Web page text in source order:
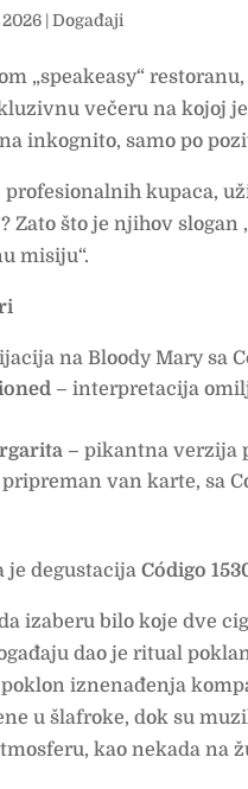
2026 |Događaji
„speakeasy“
večeru na kojoj
inkognito, samo po
profesionalnih kupaca,
Zato što je njihov
misiju“.
na Bloody Mary sa
– interpretacija
– pikantna verzija
pripreman van karte, sa
je degustacijaCódigo
izaberu bilo koje dve
dao je ritual
poklon iznenađenja
u šlafroke, dok su
kao nekada na